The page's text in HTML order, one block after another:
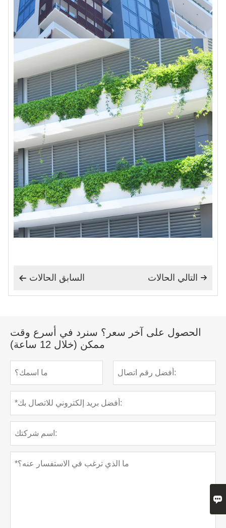
 السابق الحالات  التالي الحالات
الحصول على آخر سعر؟ سنرد في أسرع وقت
ممكن (خلال 12 ساعة)
